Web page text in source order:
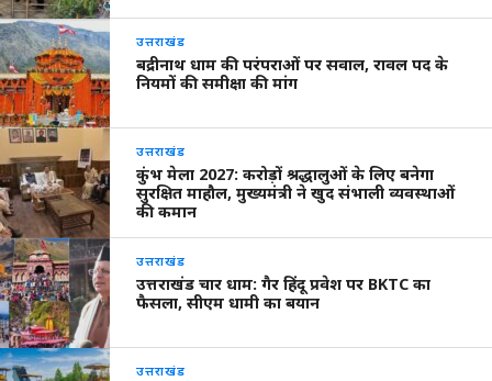
उत्तराखंड
बद्रीनाथ धाम की परंपराओं पर सवाल, रावल पद के
नियमों की समीक्षा की मांग
उत्तराखंड
कुंभ मेला 2027: करोड़ों श्रद्धालुओं के लिए बनेगा
सुरक्षित माहौल, मुख्यमंत्री ने खुद संभाली व्यवस्थाओं
की कमान
उत्तराखंड
उत्तराखंड चार धाम: गैर हिंदू प्रवेश पर BKTC का
फैसला, सीएम धामी का बयान
उत्तराखंड